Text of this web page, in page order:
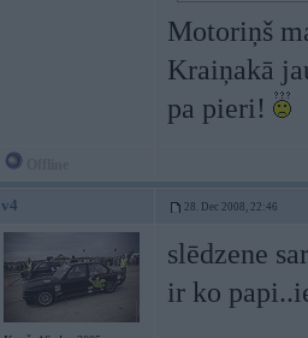
Motoriņš
Kraiņakā
pa pieri!
v4 28. Dec 2008, 22:46
slēdzene
ir ko